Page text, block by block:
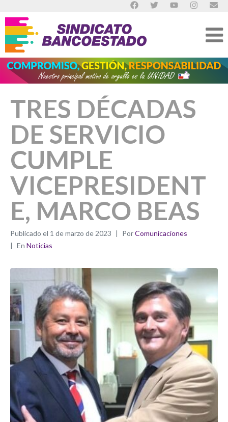
TRES DÉCADAS
DE SERVICIO
CUMPLE
VICEPRESIDENT
E, MARCO BEAS
Publicado el 1 de marzo de 2023 PorComunicaciones
En Noticias